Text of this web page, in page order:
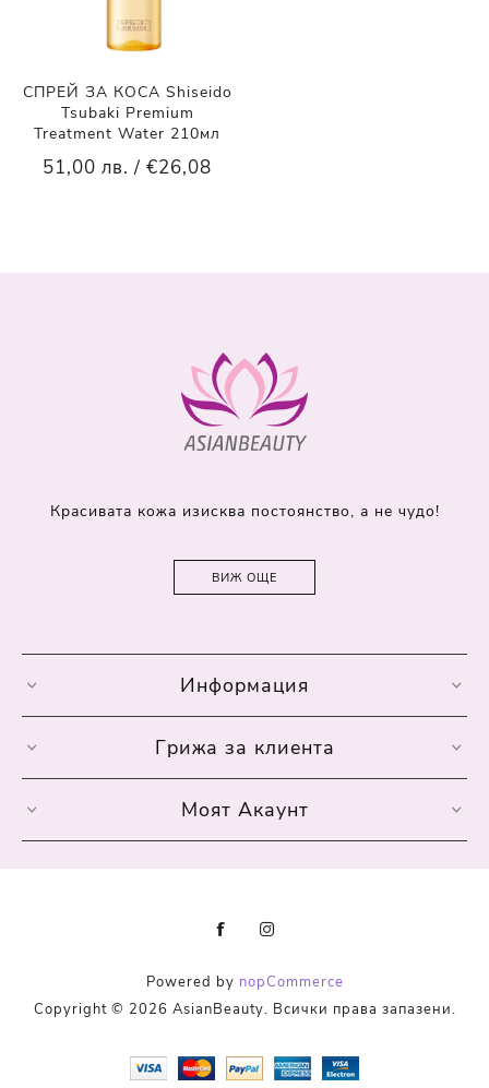
СПРЕЙ ЗА КОСА Shiseido
Tsubaki Premium
Treatment Water 210мл
51,00 лв. / €26,08
Красивата кожа изисква постоянство, а не чудо!
ВИЖ ОЩЕ
Информация
Грижа за клиента
Моят Акаунт
Powered by nopCommerce
Copyright © 2026 AsianBeauty. Всички права запазени.